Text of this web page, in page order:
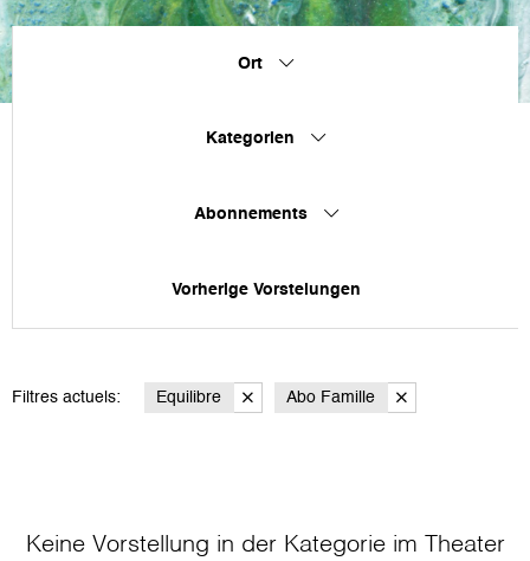
Ort
Kategorien
Abonnements
Vorherige Vorstelungen
Filtres actuels: Equilibre Abo Famille
Keine Vorstellung in der Kategorie im Theater